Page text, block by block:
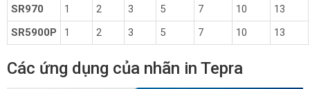
SR970
1 2 3 5 7 10
13
SR5900P
1 2 3 5 7 10 13
Các ứng dụng của nhãn in Tepra